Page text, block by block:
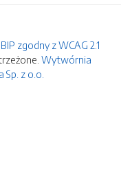
BIP zgodny z WCAG 2.1
Wytwórnia
z o.o.